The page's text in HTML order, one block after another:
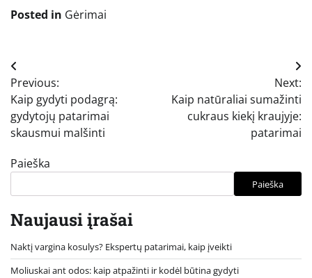
Posted in Gėrimai
Navigacija
tarp
įrašų
Previous:
Kaip gydyti podagrą:
gydytojų patarimai
skausmui malšinti
Next:
Kaip natūraliai sumažinti
cukraus kiekį kraujyje:
patarimai
Paieška
Paieška
Naujausi įrašai
Naktį vargina kosulys? Ekspertų patarimai, kaip įveikti
Moliuskai ant odos: kaip atpažinti ir kodėl būtina gydyti